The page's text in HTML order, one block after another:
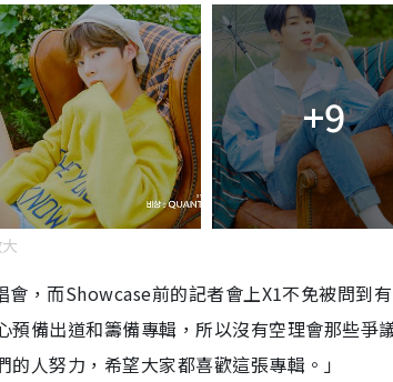
+9
，而Showcase前的記者會上X1不免被問到
備出道和籌備專輯，所以沒有空理會那些爭
人努力，希望大家都喜歡這張專輯。」